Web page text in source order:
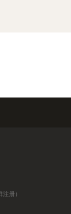
册）